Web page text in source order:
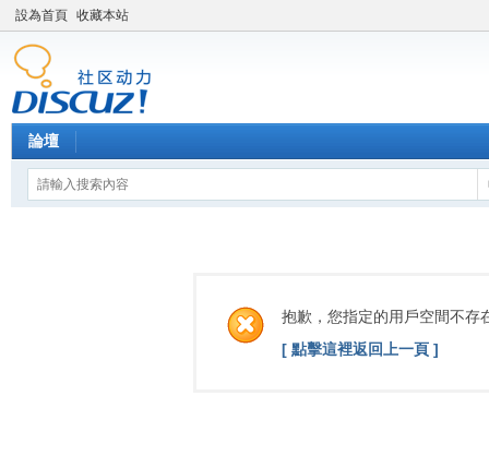
設為首頁 收藏本站
論壇
抱歉，您指定的用戶空間不存
[ 點擊這裡返回上一頁 ]